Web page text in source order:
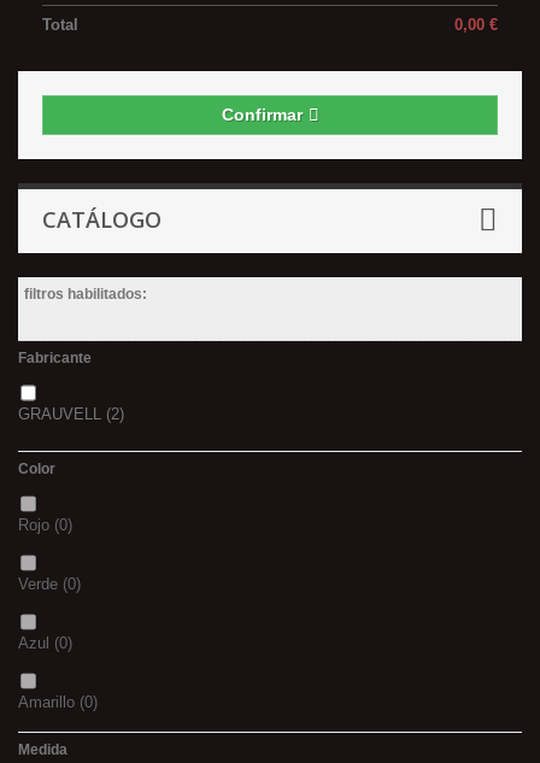
0,00 €
Total
Confirmar
CATÁLOGO
filtros habilitados:
Fabricante
GRAUVELL (2)
Color
Rojo (0)
Verde (0)
Azul (0)
Amarillo (0)
Medida